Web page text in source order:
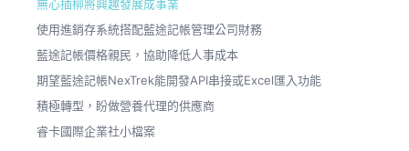
無心插柳將興趣發展成事業
使用進銷存系統搭配藍途記帳管理公司財務
藍途記帳價格親民，協助降低人事成本
期望藍途記帳NexTrek能開發API串接或Excel匯入功能
積極轉型，盼做營養代理的供應商
睿卡國際企業社小檔案